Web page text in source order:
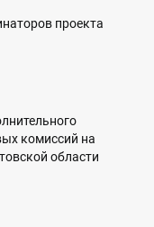
проекта
комиссий на
области